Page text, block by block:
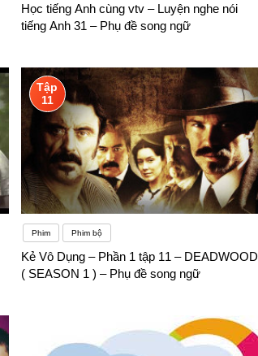
Học tiếng Anh cùng vtv – Luyện nghe nói
tiếng Anh 31 – Phụ đề song ngữ
Tập
11
Phim Phim bộ
Kẻ Vô Dụng – Phần 1 tập 11 – DEADWOOD
( SEASON 1 ) – Phụ đề song ngữ